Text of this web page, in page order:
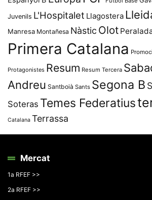
Juvenils L'Hospitalet Llagostera
Manresa Montañesa Nàstic Olot
Primera Catalana
Protagonistes Resum Resum Tercera
Andreu Santboià Sants Segona B
Soteras Temes Federatius
Catalana Terrassa
Mercat
1a RFEF >>
2a RFEF >>